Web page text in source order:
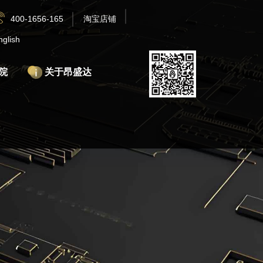
400-1656-165 淘宝店铺
关于昂盛达